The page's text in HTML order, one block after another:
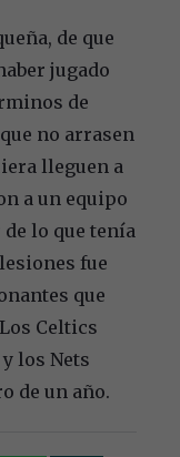
de que
jugado
de
no arrasen
lleguen a
a un equipo
lo que tenía
fue
que
Celtics
los Nets
de un año.